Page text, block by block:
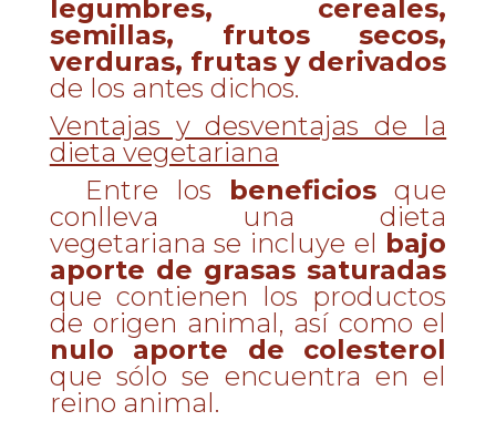
legumbres, cereales,
semillas, frutos secos,
verduras, frutas y derivados
de los antes dichos.
Ventajas y desventajas de la
dieta vegetariana
Entre los beneficios que
conlleva una dieta
vegetariana se incluye el bajo
aporte de grasas saturadas
que contienen los productos
de origen animal, así como el
nulo aporte de colesterol
que sólo se encuentra en el
reino animal.